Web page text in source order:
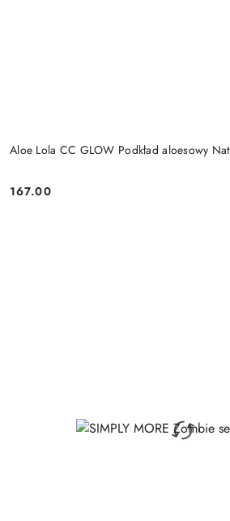
Aloe Lola CC GLOW Podkład aloesowy
Cena:
167.00